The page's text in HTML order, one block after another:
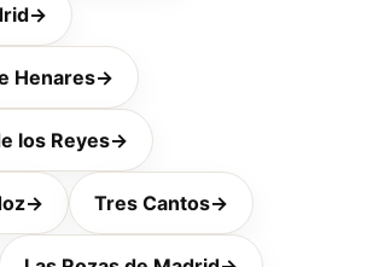
→
Henares→
los Reyes→
→ Tres Cantos→